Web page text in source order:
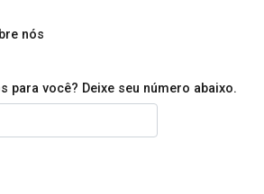
nós
para você? Deixe seu número abaixo.